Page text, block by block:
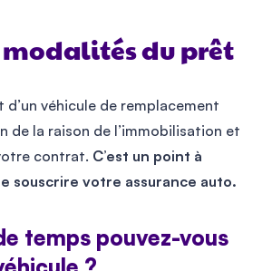
modalités du prêt
d’un véhicule de remplacement
de la raison de l’immobilisation et
contrat. C’est un point à
souscrire votre assurance auto.
temps pouvez-vous